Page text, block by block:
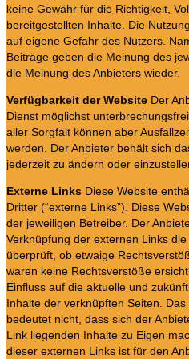
keine Gewähr für die Richtigkeit,
bereitgestellten Inhalte. Die
auf eigene Gefahr des Nutzers.
Beiträge geben die Meinung des
die Meinung des Anbieters wieder.
Verfügbarkeit der Website Der
Dienst möglichst
aller Sorgfalt können aber
werden. Der Anbieter behält sich
jederzeit zu ändern oder
Externe Links Diese Website
Dritter (“externe Links”). Diese
der jeweiligen Betreiber. Der
Verknüpfung der externen Links
überprüft, ob etwaige
waren keine Rechtsverstöße
Einfluss auf die aktuelle und
Inhalte der verknüpften Seiten.
bedeutet nicht, dass sich der
Link liegenden Inhalte zu Eigen
dieser externen Links ist für den